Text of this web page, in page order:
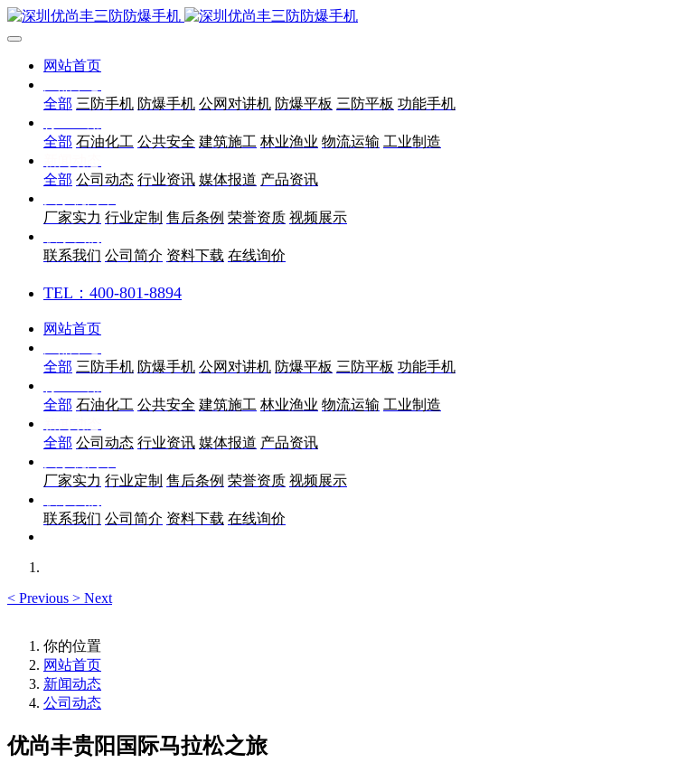
网站首页
全部 三防手机 防爆手机 公网对讲机 防爆平板 三防平板 功能手机
全部 石油化工 公共安全 建筑施工 林业渔业 物流运输 工业制造
全部 公司动态 行业资讯 媒体报道 产品资讯
厂家实力 行业定制 售后条例 荣誉资质 视频展示
联系我们 公司简介 资料下载 在线询价
TEL：400-801-8894
网站首页
全部 三防手机 防爆手机 公网对讲机 防爆平板 三防平板 功能手机
全部 石油化工 公共安全 建筑施工 林业渔业 物流运输 工业制造
全部 公司动态 行业资讯 媒体报道 产品资讯
厂家实力 行业定制 售后条例 荣誉资质 视频展示
联系我们 公司简介 资料下载 在线询价
< Previous > Next
你的位置
网站首页
新闻动态
公司动态
优尚丰贵阳国际马拉松之旅